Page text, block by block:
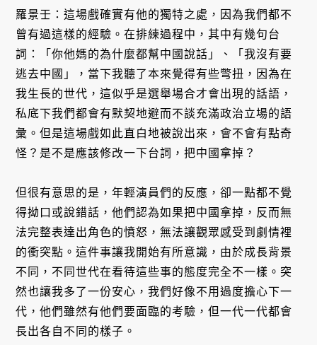
羅景壬：這場戲確實有他的獨特之處，因為我們都不
曾有過這樣的經驗。在排練過程中，其中有幾句台
詞：「你他媽的為什麼都幫中國說話」、「我沒有要
逃去中國」，當下我聽了本來覺得有些彆扭，因為在
我生長的世代，這似乎是選舉場合才會出現的話語，
私底下我們都會有默契地避而不談充滿政治立場的語
彙。但是這場戲如此直白地被說出來，會不會有點奇
怪？是不是應該修改一下台詞，把中國拿掉？
但很有意思的是，年輕演員們的反應，卻一點都不覺
得拗口或說錯話，他們認為如果把中國拿掉，反而無
法完整表達出角色的憤怒，無法讓觀眾感受到劇情裡
的衝突點。這件事讓我開始有所意識，由於成長背景
不同，不同世代在看待這些事的態度完全不一樣。突
然也讓我多了一份安心，我們好像不用過度擔心下一
代，他們雖然有他們要面臨的考驗，但一代一代都會
長出各自不同的樣子。